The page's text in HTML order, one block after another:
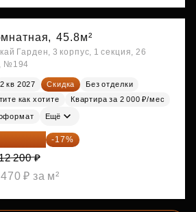
45.8м²
Гарден, 3 корпус, 1 секция, 26
№194
2 кв 2027 Скидка
Без отделки
как хотите
Квартира за 2 000 ₽/мес
Ещё
126 ₽ -17%
200 ₽
₽ за м²